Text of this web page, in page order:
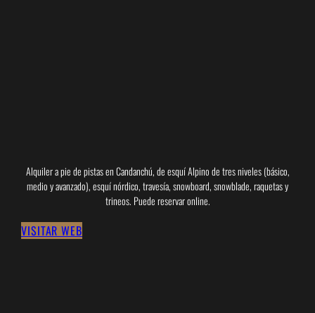
Alquiler a pie de pistas en Candanchú, de esquí Alpino de tres niveles (básico,
medio y avanzado), esquí nórdico, travesía, snowboard, snowblade, raquetas y
trineos. Puede reservar online.
VISITAR WEB